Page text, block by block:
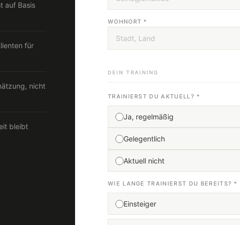
auf Basis
für
nicht
bleibt
WOHNORT *
DEIN TRAINING
TRAINIERST DU AKTUELL? *
Ja, regelmäßig
Gelegentlich
Aktuell nicht
WIE LANGE TRAINIERST DU BEREITS? *
Einsteiger